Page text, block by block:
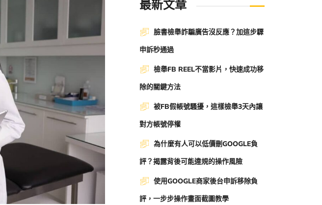
最新文章
臉書檢舉詐騙廣告沒反應？加這步驟
申訴秒通過
檢舉FB REEL不當影片，快速成功移
除的關鍵方法
被FB假帳號騷擾，這樣檢舉3天內讓
對方帳號停權
為什麼有人可以低價刪GOOGLE負
評？揭露背後可能違規的操作風險
使用GOOGLE商家後台申訴移除負
評，一步步操作畫面截圖教學